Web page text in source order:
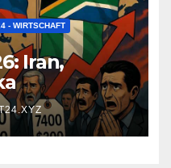
- WIRTSCHAFT
Iran,